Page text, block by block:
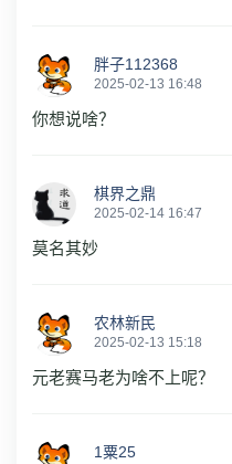
胖子112368
2025-02-13 16:48
你想说啥？
棋界之鼎
2025-02-14 16:47
莫名其妙
农林新民
2025-02-13 15:18
元老赛马老为啥不上呢？
1粟25